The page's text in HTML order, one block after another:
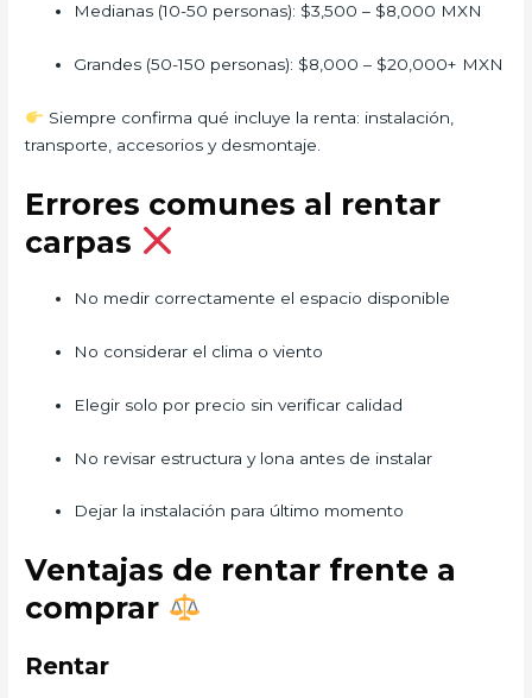
Medianas (10-50 personas): $3,500 – $8,000 MXN
Grandes (50-150 personas): $8,000 – $20,000+ MXN
Siempre confirma qué incluye la renta: instalación,
transporte, accesorios y desmontaje.
Errores comunes al rentar
carpas
No medir correctamente el espacio disponible
No considerar el clima o viento
Elegir solo por precio sin verificar calidad
No revisar estructura y lona antes de instalar
Dejar la instalación para último momento
Ventajas de rentar frente a
comprar
Rentar